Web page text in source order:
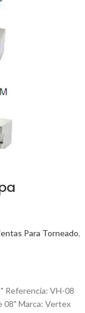
Para Torneado,
Referencia: VH-08
08" Marca: Vertex